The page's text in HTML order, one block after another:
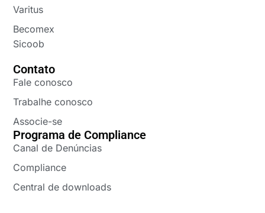
Varitus
Becomex
Sicoob
Contato
Fale conosco
Trabalhe conosco
Associe-se
Programa de Compliance
Canal de Denúncias
Compliance
Central de downloads